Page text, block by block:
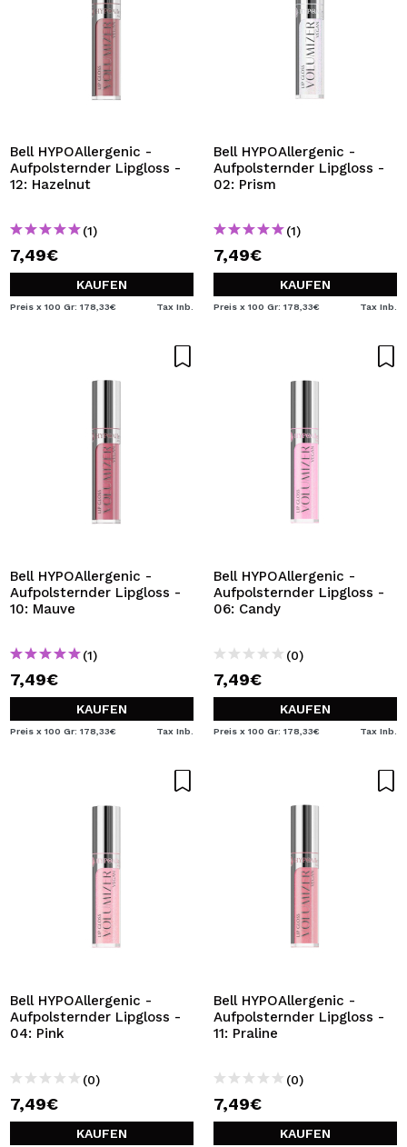
Bell HYPOAllergenic -
Aufpolsternder Lipgloss -
12: Hazelnut
(1)
7,49€
KAUFEN
Preis x 100 Gr: 178,33€ Tax Inb.
Bell HYPOAllergenic -
Aufpolsternder Lipgloss -
02: Prism
(1)
7,49€
KAUFEN
Preis x 100 Gr: 178,33€ Tax Inb.
Bell HYPOAllergenic -
Aufpolsternder Lipgloss -
10: Mauve
(1)
7,49€
KAUFEN
Preis x 100 Gr: 178,33€ Tax Inb.
Bell HYPOAllergenic -
Aufpolsternder Lipgloss -
06: Candy
(0)
7,49€
KAUFEN
Preis x 100 Gr: 178,33€ Tax Inb.
Bell HYPOAllergenic -
Aufpolsternder Lipgloss -
04: Pink
(0)
7,49€
KAUFEN
Bell HYPOAllergenic -
Aufpolsternder Lipgloss -
11: Praline
(0)
7,49€
KAUFEN